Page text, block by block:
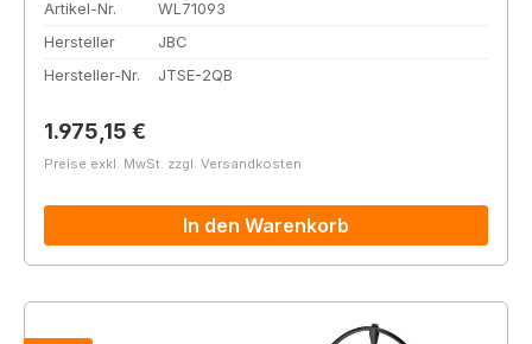
Artikel-Nr.
WL71093
Hersteller
JBC
Hersteller-Nr.
JTSE-2QB
Regulärer Preis:
1.975,15 €
Preise exkl. MwSt. zzgl. Versandkosten
In den Warenkorb